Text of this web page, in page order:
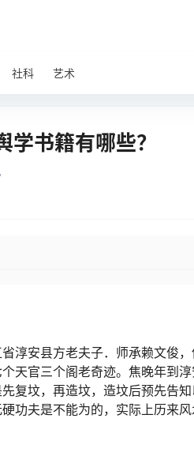
社科 艺术
书籍有哪些？
淳安县方老夫子．师承赖文俊
天官三个阁老奇迹。焦晚年到
复坟，再造坟，造坟后预先告
功夫是不能为的，实际上历来